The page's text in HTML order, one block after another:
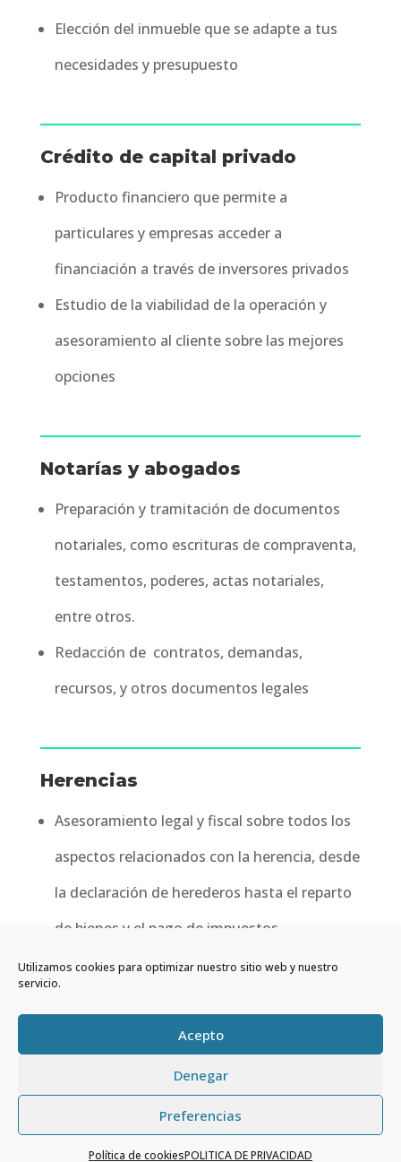
Utilizamos cookies para optimizar nuestro sitio web y nuestro
servicio.
Acepto
Denegar
Preferencias
Política de cookiesPOLITICA DE PRIVACIDAD
Elección del inmueble que se adapte a tus
necesidades y presupuesto
Crédito de capital privado
Producto financiero que permite a
particulares y empresas acceder a
financiación a través de inversores privados
Estudio de la viabilidad de la operación y
asesoramiento al cliente sobre las mejores
opciones
Notarías y abogados
Preparación y tramitación de documentos
notariales, como escrituras de compraventa,
testamentos, poderes, actas notariales,
entre otros.
Redacción de contratos, demandas,
recursos, y otros documentos legales
Herencias
Asesoramiento legal y fiscal sobre todos los
aspectos relacionados con la herencia, desde
la declaración de herederos hasta el reparto
de bienes y el pago de impuestos
Presentación de impuestos
Idea y diseño: SERVIDAVIC GESTIÓN
¿necesitas ayuda?